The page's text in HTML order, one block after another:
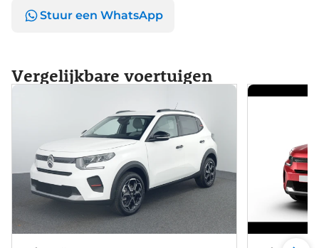
Stuur een WhatsApp
Vergelijkbare voertuigen